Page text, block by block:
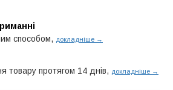
способом, докладніше →
товару протягом 14 днів, докладніше →